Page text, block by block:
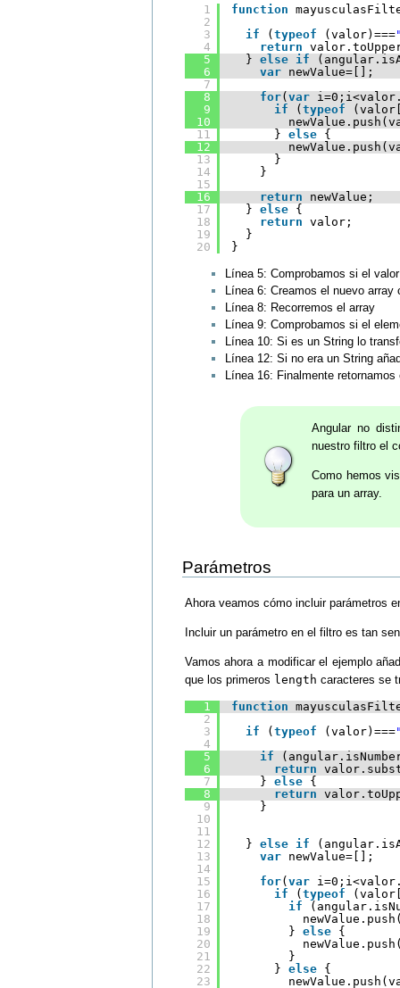
1
2
3
4
5
6
7
8
9
10
11
12
13
14
15
16
17
18
19
20
function
if
( typeof (valor)===
return
} else if
var
newValue=[];
for( var
if
( typeof
} else
{
}
}
return
newValue;
} else
{
return valor;
}
}
Línea 5: Comprobamos si el
Línea 6: Creamos el nuevo
Línea 8: Recorremos el array
Línea 9: Comprobamos si el
Línea 10: Si es un String lo
Línea 12: Si no era un String
Línea 16: Finalmente
Angular no
nuestro filtro el
Como hemos
para un array.
Parámetros
Ahora veamos cómo incluir parámetros
Incluir un parámetro en el filtro es tan
Vamos ahora a modificar el ejemplo
que los primeros length caracteres se
1
2
3
4
5
6
7
8
9
10
11
12
13
14
15
16
17
18
19
20
21
22
23
function
if
( typeof (valor)===
if
return
} else
{
return
}
} else if
var
newValue=[];
for( var
if
( typeof
if
} else
{
}
} else
{